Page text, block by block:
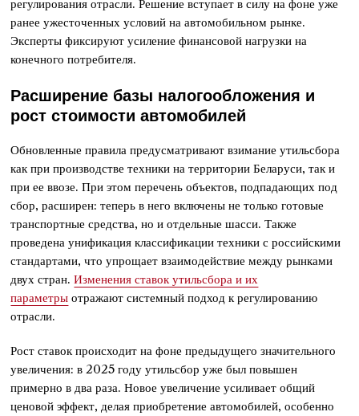
регулирования отрасли. Решение вступает в силу на фоне уже
ранее ужесточенных условий на автомобильном рынке.
Эксперты фиксируют усиление финансовой нагрузки на
конечного потребителя.
Расширение базы налогообложения и
рост стоимости автомобилей
Обновленные правила предусматривают взимание утильсбора
как при производстве техники на территории Беларуси, так и
при ее ввозе. При этом перечень объектов, подпадающих под
сбор, расширен: теперь в него включены не только готовые
транспортные средства, но и отдельные шасси. Также
проведена унификация классификации техники с российскими
стандартами, что упрощает взаимодействие между рынками
двух стран.Изменения ставок утильсбора и их
параметры отражают системный подход к регулированию
отрасли.
Рост ставок происходит на фоне предыдущего значительного
увеличения: в 2025 году утильсбор уже был повышен
примерно в два раза. Новое увеличение усиливает общий
ценовой эффект, делая приобретение автомобилей, особенно